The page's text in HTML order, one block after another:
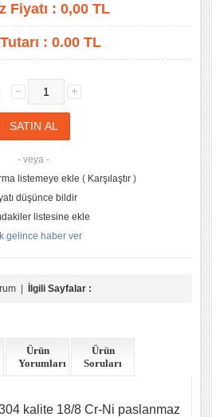
Fiyatı : 0,00 TL
: 0.00 TL
- veya -
listemeye ekle ( Karşılaştır )
düşünce bildir
listesine ekle
gelince haber ver
| İlgili Sayfalar :
Ürün
Yorumları
Ürün
Soruları
kalite 18/8 Cr-Ni paslanmaz